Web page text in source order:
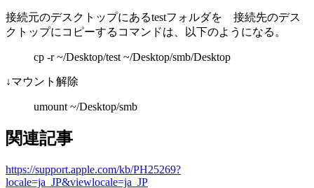
接続元のデスクトップにあるtestフォルダを 接続先のデス
クトップにコピーするコマンドは、以下のようになる。
cp -r ~/Desktop/test ~/Desktop/smb/Desktop
↓マウント解除
umount ~/Desktop/smb
関連記事
https://support.apple.com/kb/PH25269?
locale=ja_JP&viewlocale=ja_JP